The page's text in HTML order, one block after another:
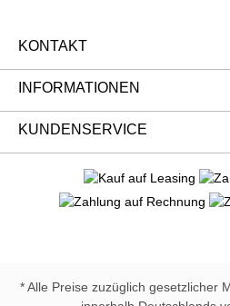
KONTAKT
INFORMATIONEN
KUNDENSERVICE
* Alle Preise zuzüglich gesetzlicher